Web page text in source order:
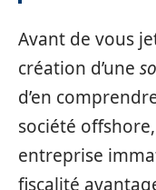
Avant de vous
création d’une
d’en
société
entreprise
fiscalité